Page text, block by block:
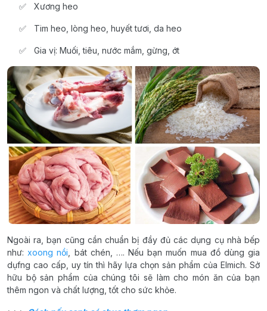
Xương heo
Tim heo, lòng heo, huyết tươi, da heo
Gia vị: Muối, tiêu, nước mắm, gừng, ớt
Ngoài ra, bạn cũng cần chuẩn bị đầy đủ các dụng cụ nhà bếp
như:xoong nồi , bát chén, …. Nếu bạn muốn mua đồ dùng gia
dụfng cao cấp, uy tín thì hãy lựa chọn sản phẩm của Elmich. Sở
hữu bộ sản phẩm của chúng tôi sẽ làm cho món ăn của bạn
thêm ngon và chất lượng, tốt cho sức khỏe.